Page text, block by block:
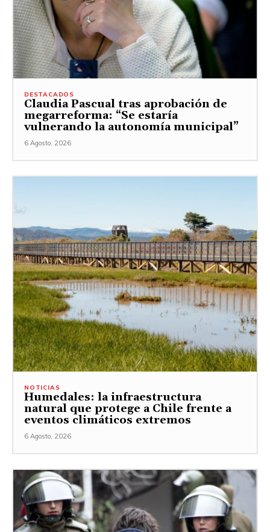
DESTACADOS
Claudia Pascual tras aprobación de
megarreforma: “Se estaría
vulnerando la autonomía municipal”
6 Agosto, 2026
NOTICIAS
Humedales: la infraestructura
natural que protege a Chile frente a
eventos climáticos extremos
6 Agosto, 2026